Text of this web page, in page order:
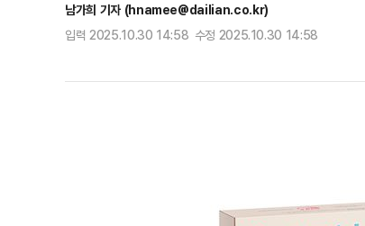
남가희 기자 (hnamee@dailian.co.kr)
입력 2025.10.30 14:58 수정 2025.10.30 14:58